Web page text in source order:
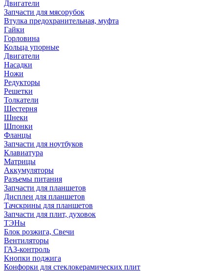
Двигатели
Запчасти для мясорубок
Втулка предохранительная, муфта
Гайки
Горловина
Кольца упорные
Двигатели
Насадки
Ножи
Редукторы
Решетки
Толкатели
Шестерня
Шнеки
Шпонки
Фланцы
Запчасти для ноутбуков
Клавиатура
Матрицы
Аккумуляторы
Разъемы питания
Запчасти для планшетов
Дисплеи для планшетов
Тачскрины для планшетов
Запчасти для плит, духовок
ТЭНы
Блок розжига, Свечи
Вентиляторы
ГАЗ-контроль
Кнопки поджига
Конфорки для стеклокерамических плит